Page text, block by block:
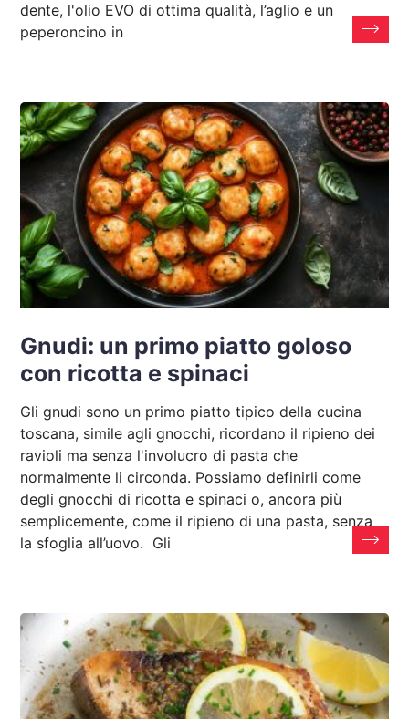
dente, l'olio EVO di ottima qualità, l’aglio e un
peperoncino in
Gnudi: un primo piatto goloso
con ricotta e spinaci
Gli gnudi sono un primo piatto tipico della cucina
toscana, simile agli gnocchi, ricordano il ripieno dei
ravioli ma senza l'involucro di pasta che
normalmente li circonda. Possiamo definirli come
degli gnocchi di ricotta e spinaci o, ancora più
semplicemente, come il ripieno di una pasta, senza
la sfoglia all’uovo. Gli